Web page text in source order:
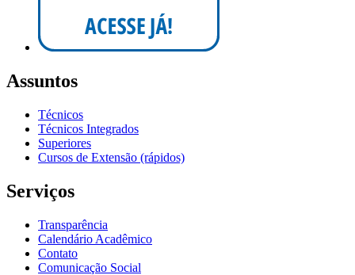
Assuntos
Técnicos
Técnicos Integrados
Superiores
Cursos de Extensão (rápidos)
Serviços
Transparência
Calendário Acadêmico
Contato
Comunicação Social